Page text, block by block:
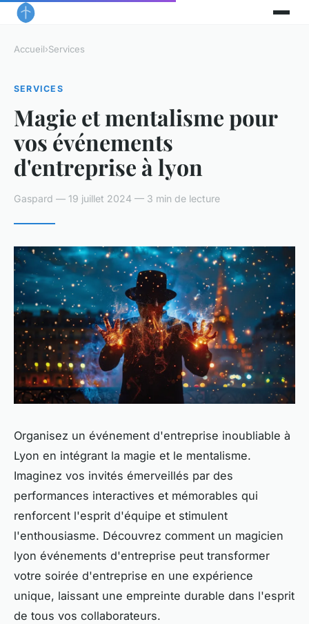
Accueil›Services
SERVICES
Magie et mentalisme pour
vos événements
d'entreprise à lyon
Gaspard — 19 juillet 2024 — 3 min de lecture
Organisez un événement d'entreprise inoubliable à
Lyon en intégrant la magie et le mentalisme.
Imaginez vos invités émerveillés par des
performances interactives et mémorables qui
renforcent l'esprit d'équipe et stimulent
l'enthousiasme. Découvrez comment un magicien
lyon événements d'entreprise peut transformer
votre soirée d'entreprise en une expérience
unique, laissant une empreinte durable dans l'esprit
de tous vos collaborateurs.